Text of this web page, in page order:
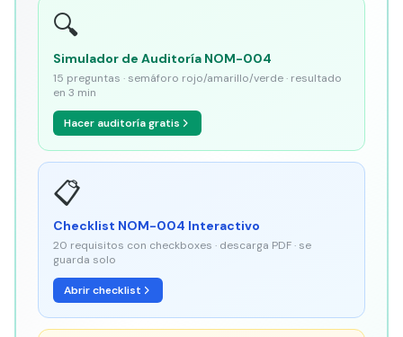
🔍
Simulador de Auditoría NOM-004
15 preguntas · semáforo rojo/amarillo/verde · resultado
en 3 min
Hacer auditoría gratis
📋
Checklist NOM-004 Interactivo
20 requisitos con checkboxes · descarga PDF · se
guarda solo
Abrir checklist